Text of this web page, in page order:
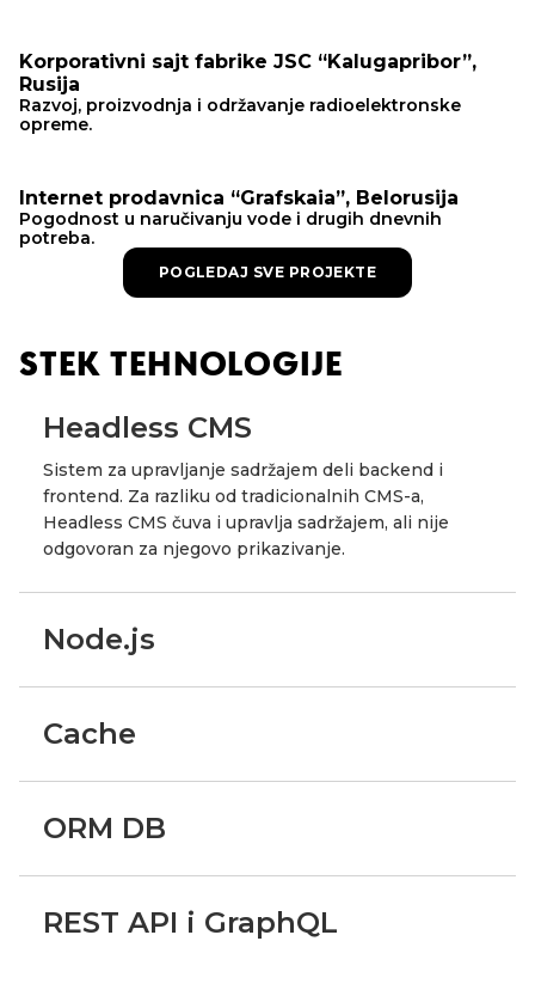
Korporativni sajt fabrike JSC “Kalugapribor”,
Rusija
Razvoj, proizvodnja i održavanje radioelektronske
opreme.
Internet prodavnica “Grafskaia”, Belorusija
Pogodnost u naručivanju vode i drugih dnevnih
potreba.
POGLEDAJ SVE PROJEKTE
STEK TEHNOLOGIJE
Headless CMS
Sistem za upravljanje sadržajem deli backend i
frontend. Za razliku od tradicionalnih CMS-a,
Headless CMS čuva i upravlja sadržajem, ali nije
odgovoran za njegovo prikazivanje.
Node.js
Cache
ORM DB
REST API i GraphQL